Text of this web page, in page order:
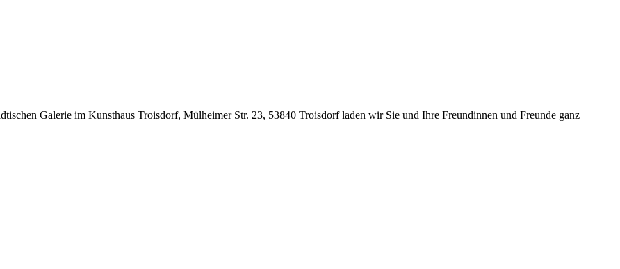
Galerie im Kunsthaus Troisdorf, Mülheimer Str. 23, 53840 Troisdorf laden wir Sie und Ihre Freundinnen und Freunde ganz